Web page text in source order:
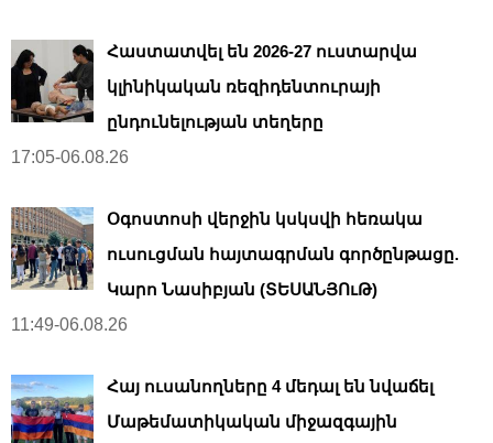
Հաստատվել են 2026-27 ուստարվա
կլինիկական ռեզիդենտուրայի
ընդունելության տեղերը
17:05-06.08.26
Օգոստոսի վերջին կսկսվի հեռակա
ուսուցման հայտագրման գործընթացը.
Կարո Նասիբյան (ՏԵՍԱՆՅՈւԹ)
11:49-06.08.26
Հայ ուսանողները 4 մեդալ են նվաճել
Մաթեմատիկական միջազգային